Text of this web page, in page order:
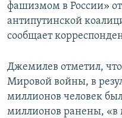
фашизмом в России»
антипутинской
сообщает
Джемилев отметил,
Мировой войны, в
миллионов человек
миллионов ранены, «в